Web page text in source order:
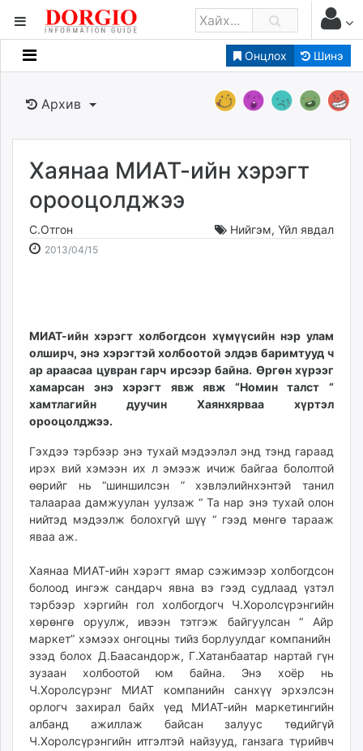
Онцлох Шинэ
Мэдээллийн
Банк санхүү
Бизнес ААН
Төрийн
dorgio.mn
Gogo.mn
Baabar.mn
tovch.mn
ikon.mn
mnb.mn
Livetv.mn
24tsag.mn
shuud.mn
eagle.mn
ergelt.mn
zarig.mn
zuv.mn
mminfo.mn
ugluu.mn
urlag.mn
unen.mn
asu.mn
shudarga.mn
shuurhai.mn
unuudur.mn
Архив
Хаянаа МИАТ-ийн хэрэгт
орооцолджээ
С.Отгон Нийгэм, Үйл явдал
2013/04/152013-
2026-
МИАТ-ийн хэрэгт холбогдсон хүмүүсийн нэр улам
олширч, энэ хэрэгтэй холбоотой элдэв баримтууд ч
ар араасаа цувран гарч ирсээр байна. Өргөн хүрээг
хамарсан энэ хэрэгт явж явж “Номин талст “
хамтлагийн дуучин Хаянхярваа хүртэл
орооцолджээ.
Гэхдээ тэрбээр энэ тухай мэдээлэл энд тэнд гараад
ирэх вий хэмээн их л эмээж ичиж байгаа бололтой
өөрийг нь “шиншилсэн ” хэвлэлийнхэнтэй танил
талаараа дамжуулан уулзаж “ Та нар энэ тухай олон
нийтэд мэдээлж болохгүй шүү “ гээд мөнгө тарааж
яваа аж.
Хаянаа МИАТ-ийн хэрэгт ямар сэжимээр холбогдсон
болоод ингэж сандарч явна вэ гээд судлаад үзтэл
тэрбээр хэргийн гол холбогдогч Ч.Хоролсүрэнгийн
хөрөнгө оруулж, ивээн тэтгэж байгуулсан “ Айр
маркет” хэмээх онгоцны тийз борлуулдаг компанийн
эзэд болох Д.Баасандорж, Г.Хатанбаатар нартай гүн
зузаан холбоотой юм байна. Энэ хоёр нь
Ч.Хоролсүрэнг МИАТ компанийн санхүү эрхэлсэн
орлогч захирал байх үед МИАТ-ийн маркетингийн
албанд ажиллаж байсан залуус төдийгүй
Ч.Хоролсүрэнгийн итгэлтэй найзууд, ганзага түрийвч